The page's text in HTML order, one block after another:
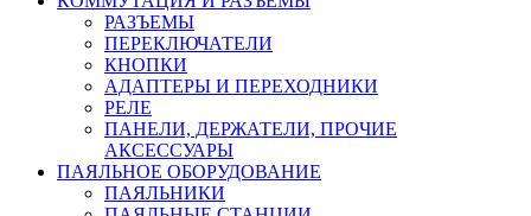
РАЗЪЕМЫ
ПЕРЕКЛЮЧАТЕЛИ
КНОПКИ
АДАПТЕРЫ И ПЕРЕХОДНИКИ
РЕЛЕ
ПАНЕЛИ, ДЕРЖАТЕЛИ, ПРОЧИЕ
АКСЕССУАРЫ
ПАЯЛЬНОЕ ОБОРУДОВАНИЕ
ПАЯЛЬНИКИ